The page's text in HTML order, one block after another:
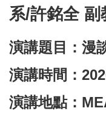
系/許銘全 副
演講題目：漫
演講時間：
演講地點：